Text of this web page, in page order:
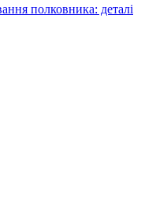
полковника: деталі